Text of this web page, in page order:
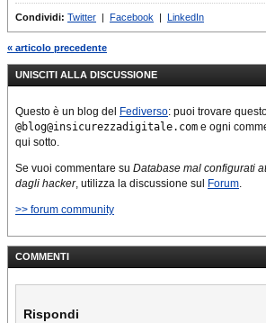
Condividi: Twitter | Facebook | LinkedIn
« articolo precedente
UNISCITI ALLA DISCUSSIONE
Questo è un blog del Fediverso: puoi trovare
@blog@insicurezzadigitale.com e ogni
qui sotto.
Se vuoi commentare su Database mal configurati
dagli hacker, utilizza la discussione sul Forum.
>> forum community
COMMENTI
Rispondi